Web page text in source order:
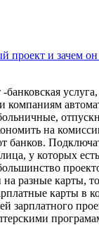
проект и зачем
услуга,
компаниям
на
банков.
у которых
разные карты,
карты в
зарплатного